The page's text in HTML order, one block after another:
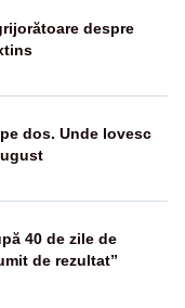
despre
dos. Unde lovesc
40 de zile de
de rezultat”